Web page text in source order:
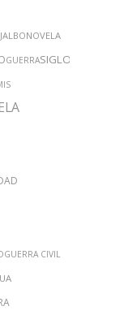
NOVELA
GUERRASIGLO
GUERRA CIVIL